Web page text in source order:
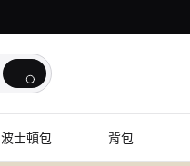
波士頓包 背包